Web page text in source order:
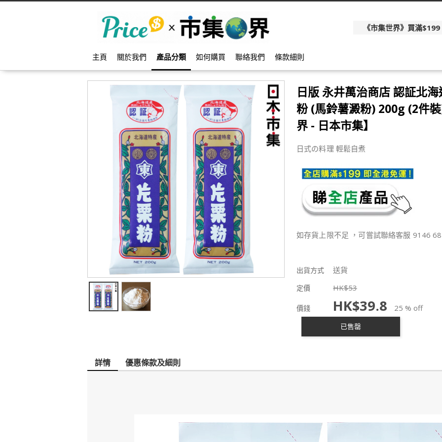
《市集世界》買滿
主頁 關於我們 產品分類 如何購買 聯絡我們 條款細則
日版 永井萬治商店 認証北
粉 (馬鈴薯澱粉) 200g (2件
界 - 日本市集】
日式の料理 輕鬆自煮
如存貨上限不足 ，可嘗試聯絡客服 9146
出貨方式 送貨
定價 HK$53
價錢 HK$39.8 25 % off
已售罄
詳情 優惠條款及細則